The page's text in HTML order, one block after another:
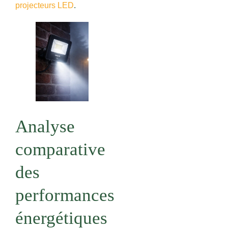
projecteurs LED.
Analyse
comparative
des
performances
énergétiques